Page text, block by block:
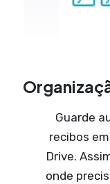
Guarde
recibos
Drive.
onde